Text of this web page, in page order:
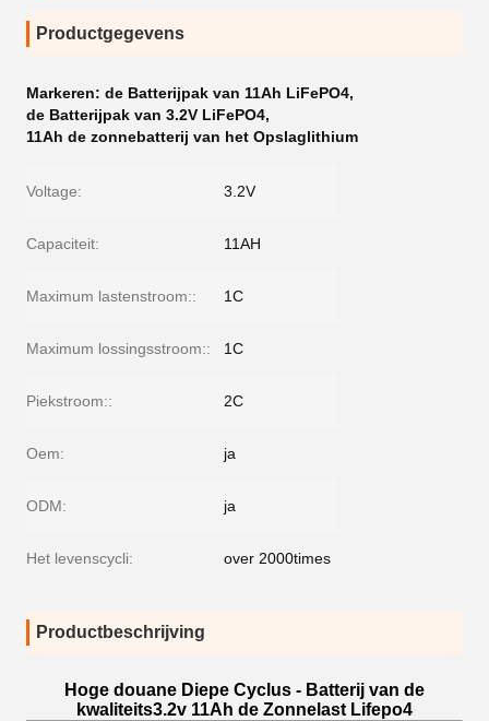
Productgegevens
Markeren: de Batterijpak van 11Ah LiFePO4,
de Batterijpak van 3.2V LiFePO4,
11Ah de zonnebatterij van het Opslaglithium
Voltage: 3.2V
Capaciteit: 11AH
Maximum lastenstroom:: 1C
Maximum lossingsstroom:: 1C
Piekstroom:: 2C
Oem: ja
ODM: ja
Het levenscycli: over 2000times
Productbeschrijving
Hoge douane Diepe Cyclus - Batterij van de
kwaliteits3.2v 11Ah de Zonnelast Lifepo4